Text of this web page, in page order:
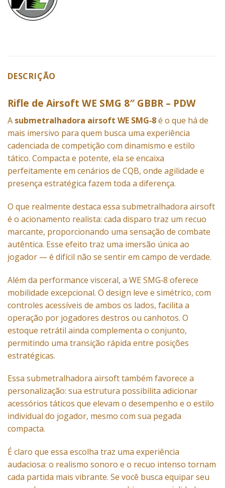
DESCRIÇÃO
Rifle de Airsoft WE SMG 8″ GBBR – PDW
A submetralhadora airsoft WE SMG‑8é o que há de
mais imersivo para quem busca uma experiência
cadenciada de competição com dinamismo e estilo
tático. Compacta e potente, ela se encaixa
perfeitamente em cenários de CQB, onde agilidade e
presença estratégica fazem toda a diferença.
O que realmente destaca essa submetralhadora airsoft
é o acionamento realista: cada disparo traz um recuo
marcante, proporcionando uma sensação de combate
autêntica. Esse efeito traz uma imersão única ao
jogador — é difícil não se sentir em campo de verdade.
Além da performance visceral, a WE SMG‑8 oferece
mobilidade excepcional. O design leve e simétrico, com
controles acessíveis de ambos os lados, facilita a
operação por jogadores destros ou canhotos. O
estoque retrátil ainda complementa o conjunto,
permitindo uma transição rápida entre posições
estratégicas.
Essa submetralhadora airsoft também favorece a
personalização: sua estrutura possibilita adicionar
acessórios táticos que elevam o desempenho e o estilo
individual do jogador, mesmo com sua pegada
compacta.
É claro que essa escolha traz uma experiência
audaciosa: o realismo sonoro e o recuo intenso tornam
cada partida mais vibrante. Se você busca equipar seu